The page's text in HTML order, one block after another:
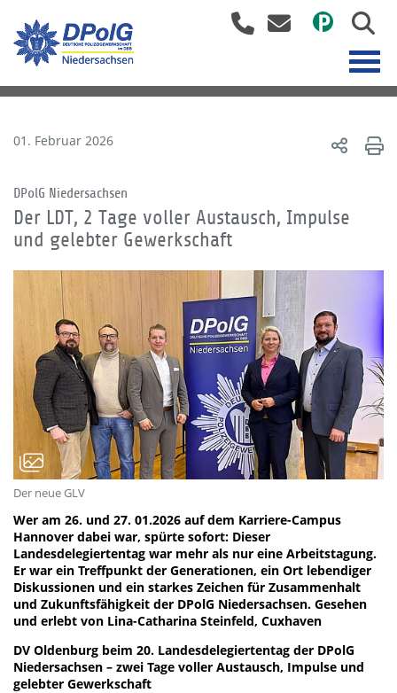
01. Februar 2026
DPolG Niedersachsen
Der LDT, 2 Tage voller Austausch, Impulse
und gelebter Gewerkschaft
Der neue GLV
Wer am 26. und 27. 01.2026 auf dem Karriere-Campus
Hannover dabei war, spürte sofort: Dieser
Landesdelegiertentag war mehr als nur eine Arbeitstagung.
Er war ein Treffpunkt der Generationen, ein Ort lebendiger
Diskussionen und ein starkes Zeichen für Zusammenhalt
und Zukunftsfähigkeit der DPolG Niedersachsen. Gesehen
und erlebt von Lina-Catharina Steinfeld, Cuxhaven
DV Oldenburg beim 20. Landesdelegiertentag der DPolG
Niedersachsen – zwei Tage voller Austausch, Impulse und
gelebter Gewerkschaft